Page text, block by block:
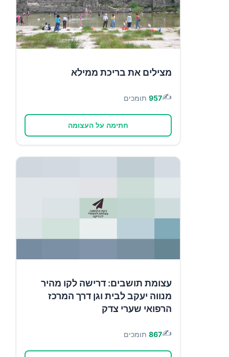
מצילים את בריכת ממילא
✍️
957 תומכים
חתימה על העצומה
עצומת תושבים: דרישה לקו מהיר
מנווה יעקב לבית וגן דרך המרכז
הרפואי שערי צדק
✍️
867 תומכים